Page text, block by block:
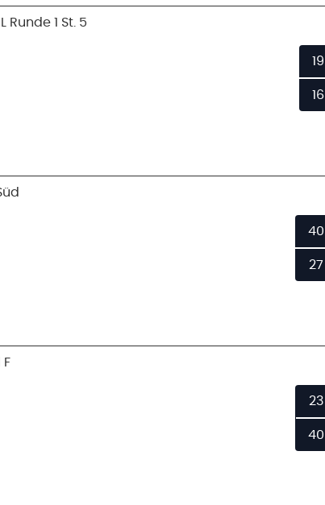
1 St. 5
19
16
40
27
F
23
40